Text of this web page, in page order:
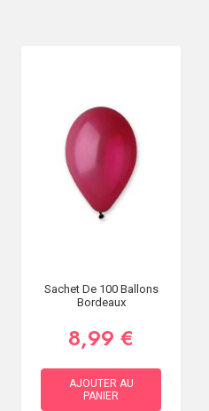
Sachet De 100 Ballons
Bordeaux
8,99 €
AJOUTER AU
PANIER